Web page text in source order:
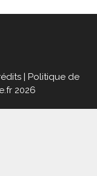
| Politique de
2026